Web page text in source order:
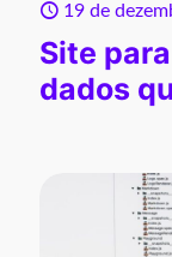
19 de
Site
dados